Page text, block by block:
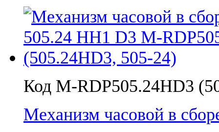
Код M-RDP505.24HD3
Механизм часовой в